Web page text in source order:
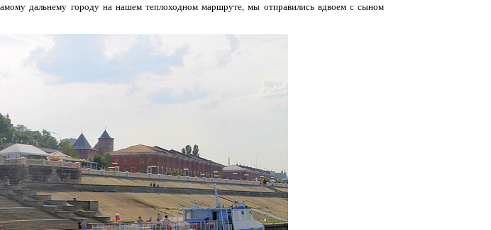
дальнему городу на нашем теплоходном маршруте, мы отправились вдвоем с сыном